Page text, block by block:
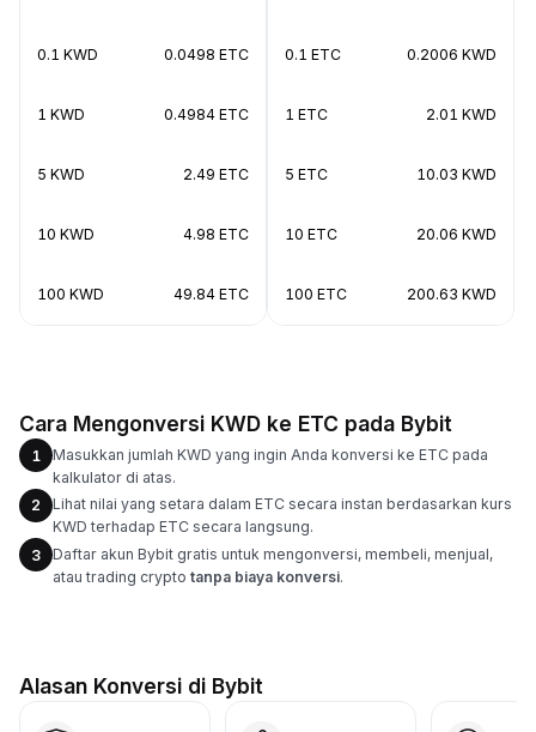
0.1 KWD 0.0498 ETC
1 KWD 0.4984 ETC
5 KWD 2.49 ETC
10 KWD 4.98 ETC
100 KWD 49.84 ETC
0.1 ETC 0.2006 KWD
1 ETC 2.01 KWD
5 ETC 10.03 KWD
10 ETC 20.06 KWD
100 ETC 200.63 KWD
Cara Mengonversi KWD ke ETC pada Bybit
1
Masukkan jumlah KWD yang ingin Anda konversi ke ETC pada
kalkulator di atas.
2
Lihat nilai yang setara dalam ETC secara instan berdasarkan kurs
KWD terhadap ETC secara langsung.
3
Daftar akun Bybit gratis untuk mengonversi, membeli, menjual,
atau trading crypto tanpa biaya konversi.
Alasan Konversi di Bybit